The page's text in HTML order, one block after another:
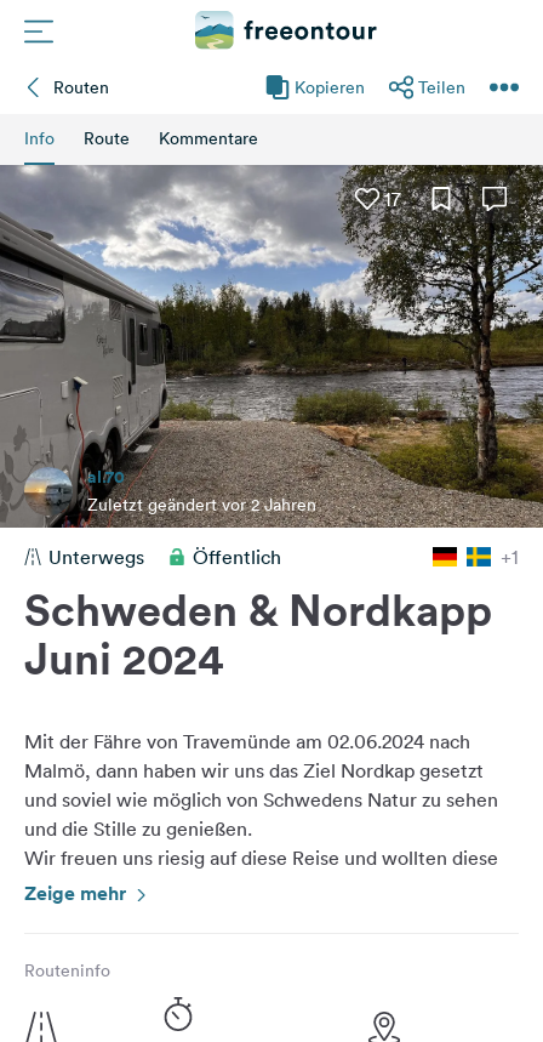
Plätze
Magazin
Partner
Registrieren
Einloggen
Newsletter
Feedback
Sprache:
Deutsch
uns
auf
Social
Media
Facebook
Instagram
Routen Kopieren Teilen
Info Route Kommentare
17
al.70
Zuletzt geändert vor 2 Jahren
Unterwegs Öffentlich +1
Schweden & Nordkapp
Juni 2024
Mit der Fähre von Travemünde am 02.06.2024 nach
Malmö, dann haben wir uns das Ziel Nordkap gesetzt
und soviel wie möglich von Schwedens Natur zu sehen
und die Stille zu genießen.
Wir freuen uns riesig auf diese Reise und wollten diese
eigentlich schon im vorigen Jahr durchführen, jetzt
Zeige mehr
Routeninfo